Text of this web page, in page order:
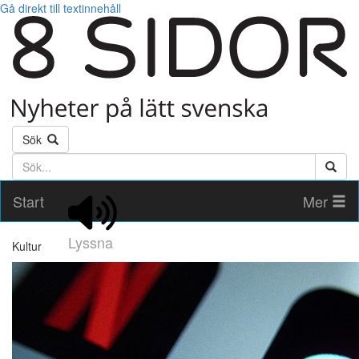
Gå direkt till textinnehåll
Sök
Söktext
Start
Lyssna
Mer
Kultur